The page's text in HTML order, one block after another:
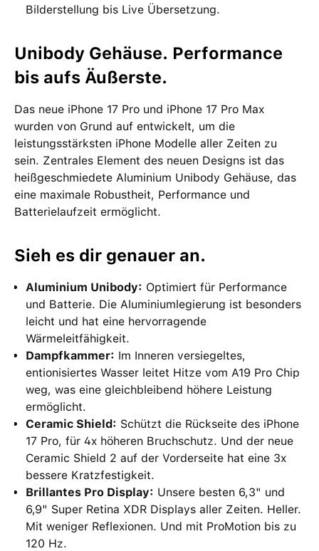
Bilderstellung bis Live Übersetzung.
Unibody Gehäuse. Performance
bis aufs Äußerste.
Das neue iPhone 17 Pro und iPhone 17 Pro Max
wurden von Grund auf entwickelt, um die
leistungsstärksten iPhone Modelle aller Zeiten zu
sein. Zentrales Element des neuen Designs ist das
heißgeschmiedete Aluminium Unibody Gehäuse, das
eine maximale Robustheit, Performance und
Batterielaufzeit ermöglicht.
Sieh es dir genauer an.
Aluminium Unibody: Optimiert für Performance
und Batterie. Die Aluminiumlegierung ist besonders
leicht und hat eine hervorragende
Wärmeleitfähigkeit.
Dampfkammer: Im Inneren versiegeltes,
entionisiertes Wasser leitet Hitze vom A19 Pro Chip
weg, was eine gleichbleibend höhere Leistung
ermöglicht.
Ceramic Shield: Schützt die Rückseite des iPhone
17 Pro, für 4x höheren Bruchschutz. Und der neue
Ceramic Shield 2 auf der Vorderseite hat eine 3x
bessere Kratzfestigkeit.
Brillantes Pro Display: Unsere besten 6,3" und
6,9" Super Retina XDR Displays aller Zeiten. Heller.
Mit weniger Reflexionen. Und mit ProMotion bis zu
120 Hz.